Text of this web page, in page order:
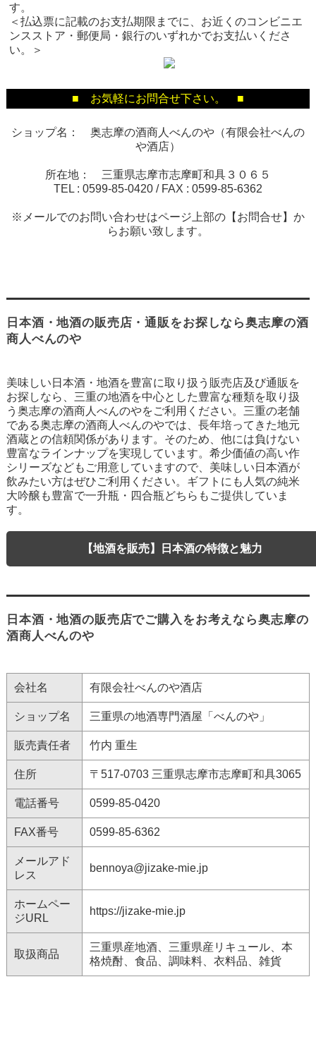
す。
＜払込票に記載のお支払期限までに、お近くのコンビニエ
ンスストア・郵便局・銀行のいずれかでお支払いくださ
い。＞
■ お気軽にお問合せ下さい。 ■
ショップ名： 奥志摩の酒商人べんのや（有限会社べんの
や酒店）
所在地： 三重県志摩市志摩町和具３０６５
TEL : 0599-85-0420 / FAX : 0599-85-6362
※メールでのお問い合わせはページ上部の【お問合せ】か
らお願い致します。
日本酒・地酒の販売店・通販をお探しなら奥志摩の酒
商人べんのや
美味しい日本酒・地酒を豊富に取り扱う販売店及び通販を
お探しなら、三重の地酒を中心とした豊富な種類を取り扱
う奥志摩の酒商人べんのやをご利用ください。三重の老舗
である奥志摩の酒商人べんのやでは、長年培ってきた地元
酒蔵との信頼関係があります。そのため、他には負けない
豊富なラインナップを実現しています。希少価値の高い作
シリーズなどもご用意していますので、美味しい日本酒が
飲みたい方はぜひご利用ください。ギフトにも人気の純米
大吟醸も豊富で一升瓶・四合瓶どちらもご提供していま
す。
【地酒を販売】日本酒の特徴と魅力
日本酒・地酒の販売店でご購入をお考えなら奥志摩の
酒商人べんのや
会社名 有限会社べんのや酒店
ショップ名 三重県の地酒専門酒屋「べんのや」
販売責任者 竹内 重生
住所 〒517-0703 三重県志摩市志摩町和具3065
電話番号 0599-85-0420
FAX番号 0599-85-6362
メールアド
レス
bennoya@jizake-mie.jp
ホームペー
ジURL
https://jizake-mie.jp
取扱商品
三重県産地酒、三重県産リキュール、本
格焼酎、食品、調味料、衣料品、雑貨